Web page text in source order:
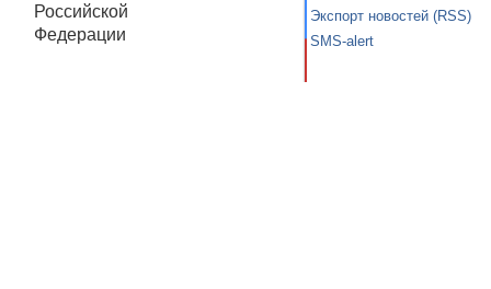
Российской
Федерации
Экспорт новостей (RSS)
SMS-alert